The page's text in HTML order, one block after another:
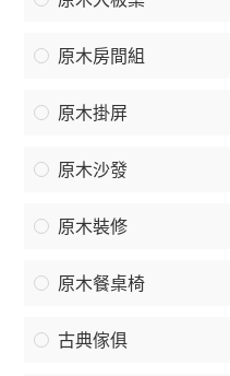
原木房間組
原木掛屏
原木沙發
原木裝修
原木餐桌椅
古典傢俱